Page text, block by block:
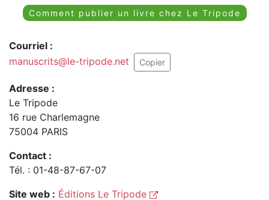
Comment publier un livre chez Le Tripode
Courriel :
manuscrits@le-tripode.net
Copier
Adresse :
Le Tripode
16 rue Charlemagne
75004 PARIS
Contact :
Tél. : 01-48-87-67-07
Site web : Éditions Le Tripode